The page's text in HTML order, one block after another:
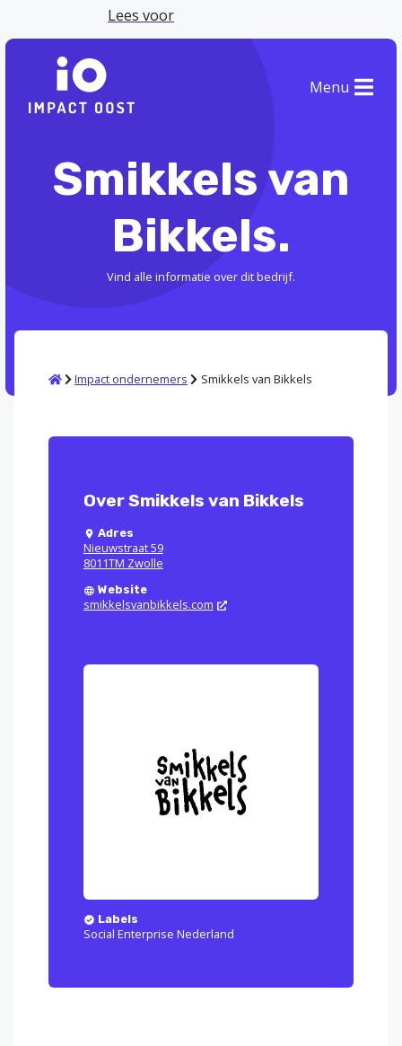
Lees voor
Menu
Smikkels van
Bikkels.
Vind alle informatie over dit bedrijf.
HomeImpact ondernemers Smikkels van Bikkels
Over Smikkels van Bikkels
Adres
Nieuwstraat 59
8011TM Zwolle
Website
smikkelsvanbikkels.com
Labels
Social Enterprise Nederland